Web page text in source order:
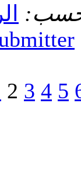
حسب:
2 3 4 5